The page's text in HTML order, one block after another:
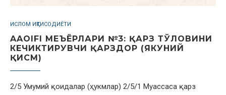
ИСЛОМ ИҚТИСОДИЁТИ
AAOIFI МЕЪЁРЛАРИ №3: ҚАРЗ ТЎЛОВИНИ
КЕЧИКТИРУВЧИ ҚАРЗДОР (ЯКУНИЙ
ҚИСМ)
2/5 Умумий қоидалар (ҳукмлар) 2/5/1 Муассаса қарз